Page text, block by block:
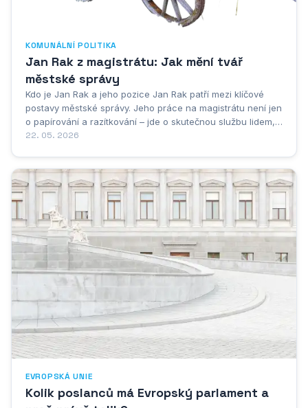
KOMUNÁLNÍ POLITIKA
Jan Rak z magistrátu: Jak mění tvář
městské správy
Kdo je Jan Rak a jeho pozice Jan Rak patří mezi klíčové
postavy městské správy. Jeho práce na magistrátu není jen
o papírování a razítkování – jde o skutečnou službu lidem,
kterou dělá už dlouhé roky. Představte si, jak složité je
22. 05. 2026
EVROPSKÁ UNIE
Kolik poslanců má Evropský parlament a